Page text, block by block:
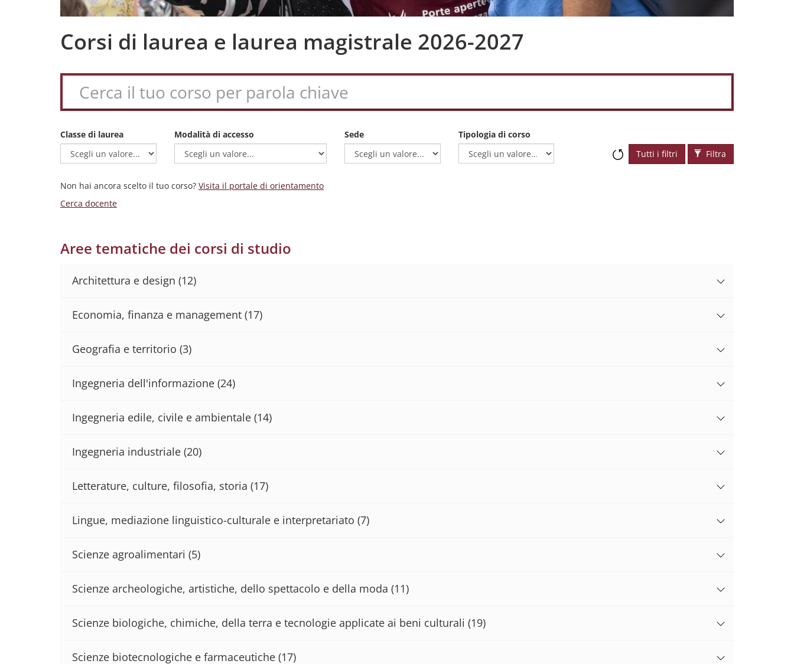
Corsi di laurea e laurea magistrale 2026-2027
Classe di laurea Modalità di accesso Sede
Tipologia di corso
Tutti i filtri
Filtra
Non hai ancora scelto il tuo corso? Visita il portale di orientamento
Cerca docente
Aree tematiche dei corsi di studio
Architettura e design (12)
Economia, finanza e management (17)
Geografia e territorio (3)
Ingegneria dell'informazione (24)
Ingegneria edile, civile e ambientale (14)
Ingegneria industriale (20)
Letterature, culture, filosofia, storia (17)
Lingue, mediazione linguistico-culturale e interpretariato (7)
Scienze agroalimentari (5)
Scienze archeologiche, artistiche, dello spettacolo e della moda (11)
Scienze biologiche, chimiche, della terra e tecnologie applicate ai beni culturali (19)
Scienze biotecnologiche e farmaceutiche (17)